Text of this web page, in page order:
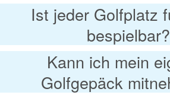
Ist jeder Golfplatz
bespielbar?
Kann ich mein
Golfgepäck